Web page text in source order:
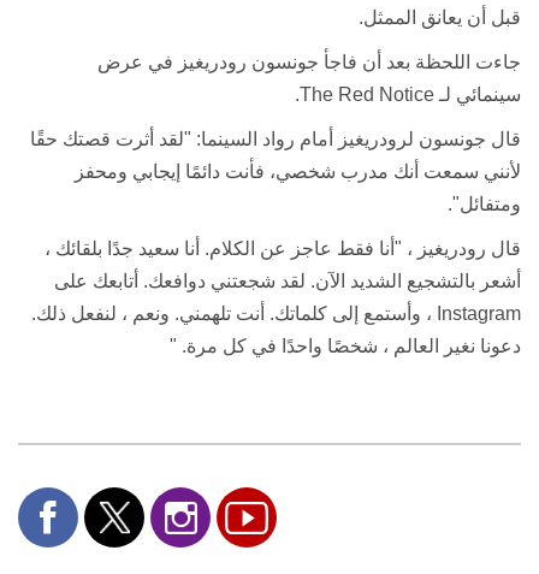
قبل أن يعانق الممثل.
جاءت اللحظة بعد أن فاجأ جونسون رودريغيز في عرض
سينمائي لـ The Red Notice
.
قال جونسون لرودريغيز أمام رواد السينما: "لقد أثرت قصتك حقًا
لأنني سمعت أنك مدرب شخصي، فأنت دائمًا إيجابي ومحفز
ومتفائل".
قال رودريغيز ، "أنا فقط عاجز عن الكلام. أنا سعيد جدًا بلقائك ،
أشعر بالتشجيع الشديد الآن. لقد شجعتني دوافعك. أتابعك على
Instagram ، وأستمع إلى كلماتك. أنت تلهمني. ونعم ، لنفعل ذلك.
دعونا نغير العالم ، شخصًا واحدًا في كل مرة. "